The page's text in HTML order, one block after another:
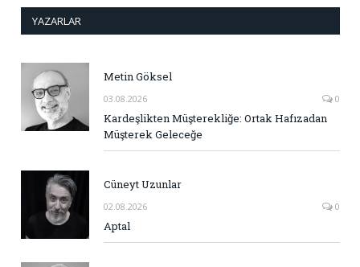
YAZARLAR
Metin Göksel
03.08.2026 0
Kardeşlikten Müşterekliğe: Ortak Hafızadan
Müşterek Geleceğe
Cüneyt Uzunlar
02.08.2026 0
Aptal